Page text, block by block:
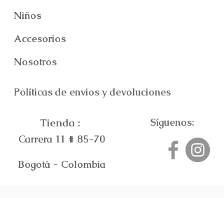
Niños
Accesorios
Nosotros
Políticas de envios y devoluciones
Tienda :
Carrera 11 # 85-70
Bogotá - Colombia
Síguenos: